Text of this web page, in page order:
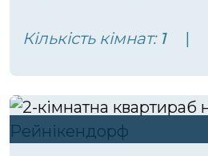
Кількість кімнат: 1